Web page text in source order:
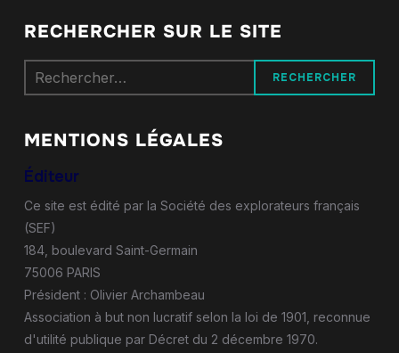
RECHERCHER SUR LE SITE
Rechercher :
MENTIONS LÉGALES
Éditeur
Ce site est édité par la Société des explorateurs français
(SEF)
184, boulevard Saint-Germain
75006 PARIS
Président : Olivier Archambeau
Association à but non lucratif selon la loi de 1901, reconnue
d'utilité publique par Décret du 2 décembre 1970.